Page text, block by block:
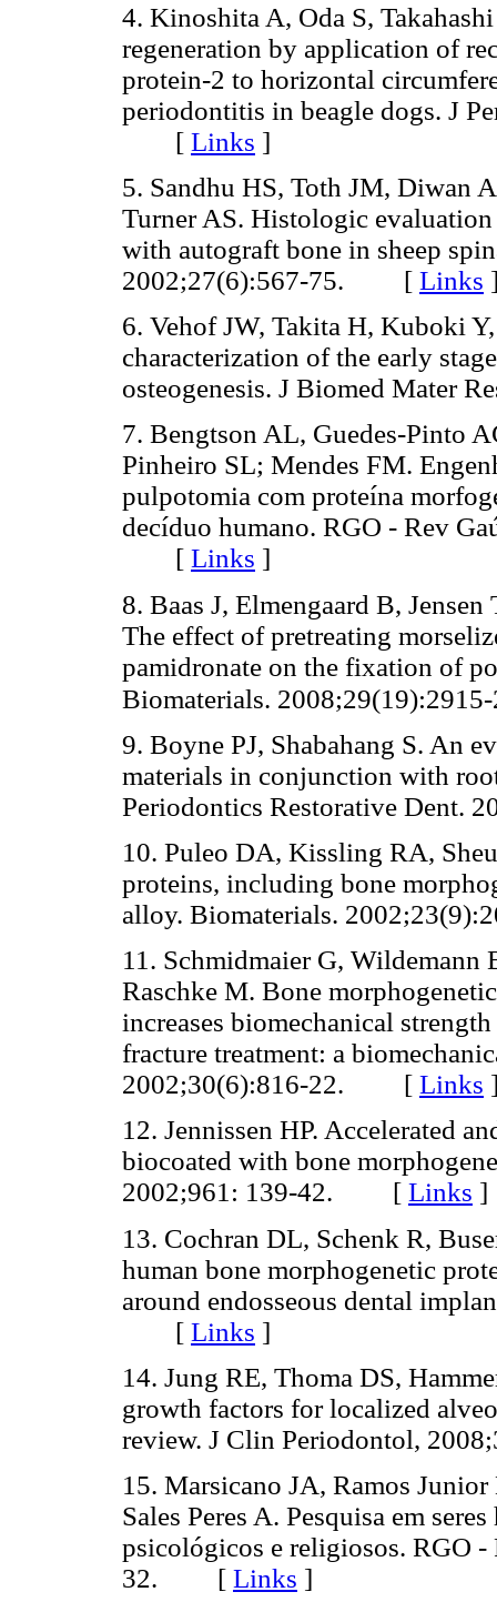
4. Kinoshita A, Oda S,
regeneration by application of
protein-2 to horizontal
periodontitis in beagle dogs. J
[ Links ]
5. Sandhu HS, Toth JM, Diwan
Turner AS. Histologic
with autograft bone in sheep
2002;27(6):567-75. [ Links
6. Vehof JW, Takita H, Kuboki
characterization of the early
osteogenesis. J Biomed
7. Bengtson AL, Guedes-Pinto
Pinheiro SL; Mendes FM.
pulpotomia com proteína
decíduo humano. RGO - Rev
[ Links ]
8. Baas J, Elmengaard B,
The effect of pretreating
pamidronate on the fixation of
Biomaterials.
9. Boyne PJ, Shabahang S. An
materials in conjunction with
Periodontics Restorative
10. Puleo DA, Kissling RA,
proteins, including bone
alloy. Biomaterials.
11. Schmidmaier G, Wildemann
Raschke M. Bone
increases biomechanical
fracture treatment: a
2002;30(6):816-22. [ Links
12. Jennissen HP. Accelerated
biocoated with bone
2002;961: 139-42. [ Links ]
13. Cochran DL, Schenk R,
human bone morphogenetic
around endosseous dental
[ Links ]
14. Jung RE, Thoma DS,
growth factors for localized
review. J Clin Periodontol,
15. Marsicano JA, Ramos Junior
Sales Peres A. Pesquisa em
psicológicos e religiosos. RGO
32. [ Links ]